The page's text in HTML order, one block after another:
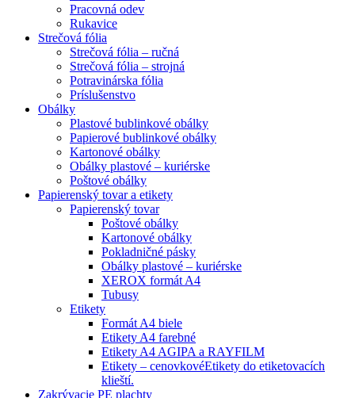
Pracovná odev
Rukavice
Strečová fólia
Strečová fólia – ručná
Strečová fólia – strojná
Potravinárska fólia
Príslušenstvo
Obálky
Plastové bublinkové obálky
Papierové bublinkové obálky
Kartonové obálky
Obálky plastové – kuriérske
Poštové obálky
Papierenský tovar a etikety
Papierenský tovar
Poštové obálky
Kartonové obálky
Pokladničné pásky
Obálky plastové – kuriérske
XEROX formát A4
Tubusy
Etikety
Formát A4 biele
Etikety A4 farebné
Etikety A4 AGIPA a RAYFILM
Etikety – cenovkovéEtikety do etiketovacích
klieští.
Zakrývacie PE plachty